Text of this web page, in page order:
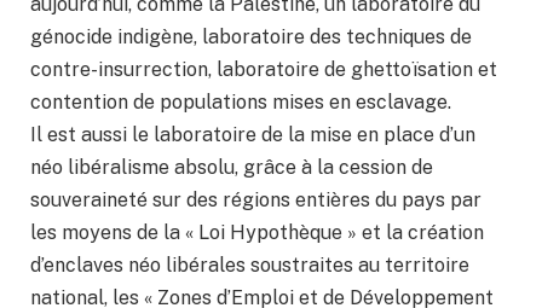
génocide indigène, laboratoire des techniques de
contre-insurrection, laboratoire de ghettoïsation et
contention de populations mises en esclavage.
Il est aussi le laboratoire de la mise en place d’un
néo libéralisme absolu, grâce à la cession de
souveraineté sur des régions entières du pays par
les moyens de la « Loi Hypothèque » et la création
d’enclaves néo libérales soustraites au territoire
national, les « Zones d’Emploi et de Développement